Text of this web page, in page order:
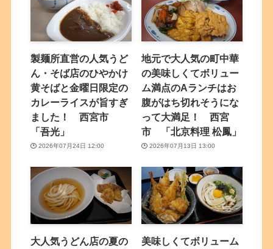
製麺所直営の人気うど
ん・そば店のひやかけ
黄そばと金曜日限定の
カレーライスが旨すぎ
ました！ 西宮市
「吾光」
2026年07月24日 12:00
地元で大人気の町中華
の美味しくてボリュー
ム満点のAランチはお
腹がはち切れそうにな
って大満足！ 西宮
市 「北京料理 松鳳」
2026年07月13日 13:00
大人気うどん店の夏の
美味しくてボリューム